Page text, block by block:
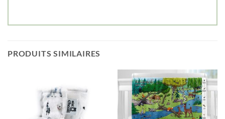
PRODUITS SIMILAIRES